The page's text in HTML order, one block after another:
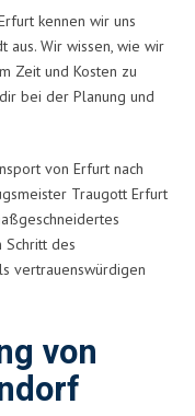
kennen wir uns
aus. Wir wissen, wie wir
Zeit und Kosten zu
bei der Planung und
von Erfurt nach
Traugott Erfurt
des
vertrauenswürdigen
von